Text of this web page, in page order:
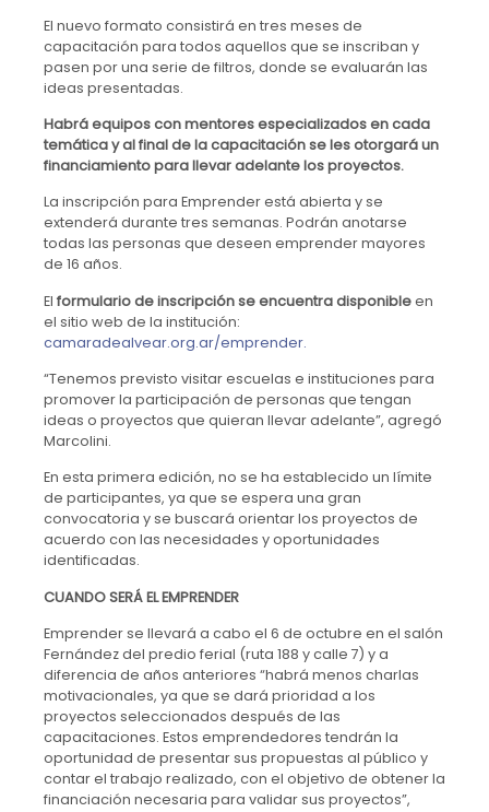
El nuevo formato consistirá en tres meses de
capacitación para todos aquellos que se inscriban y
pasen por una serie de filtros, donde se evaluarán las
ideas presentadas.
Habrá equipos con mentores especializados en cada
temática y al final de la capacitación se les otorgará un
financiamiento para llevar adelante los proyectos.
La inscripción para Emprender está abierta y se
extenderá durante tres semanas. Podrán anotarse
todas las personas que deseen emprender mayores
de 16 años.
El formulario de inscripción se encuentra disponibleen
el sitio web de la institución:
camaradealvear.org.ar/emprender.
“Tenemos previsto visitar escuelas e instituciones para
promover la participación de personas que tengan
ideas o proyectos que quieran llevar adelante”, agregó
Marcolini.
En esta primera edición, no se ha establecido un límite
de participantes, ya que se espera una gran
convocatoria y se buscará orientar los proyectos de
acuerdo con las necesidades y oportunidades
identificadas.
CUANDO SERÁ EL EMPRENDER
Emprender se llevará a cabo el 6 de octubre en el salón
Fernández del predio ferial (ruta 188 y calle 7) y a
diferencia de años anteriores “habrá menos charlas
motivacionales, ya que se dará prioridad a los
proyectos seleccionados después de las
capacitaciones. Estos emprendedores tendrán la
oportunidad de presentar sus propuestas al público y
contar el trabajo realizado, con el objetivo de obtener la
financiación necesaria para validar sus proyectos”,